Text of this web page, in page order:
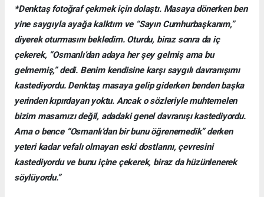
*Denktaş fotoğraf çekmek için dolaştı. Masaya dönerken ben
yine saygıyla ayağa kalktım ve “Sayın Cumhurbaşkanım,”
diyerek oturmasını bekledim. Oturdu, biraz sonra da iç
çekerek, “Osmanlı’dan adaya her şey gelmiş ama bu
gelmemiş,” dedi. Benim kendisine karşı saygılı davranışımı
kastediyordu. Denktaş masaya gelip giderken benden başka
yerinden kıpırdayan yoktu. Ancak o sözleriyle muhtemelen
bizim masamızı değil, adadaki genel davranışı kastediyordu.
Ama o bence “Osmanlı’dan bir bunu öğrenemedik” derken
yeteri kadar vefalı olmayan eski dostlarını, çevresini
kastediyordu ve bunu içine çekerek, biraz da hüzünlenerek
söylüyordu.”